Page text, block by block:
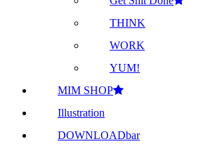
THINK
WORK
YUM!
MIM SHOP
Illustration
DOWNLOADbar